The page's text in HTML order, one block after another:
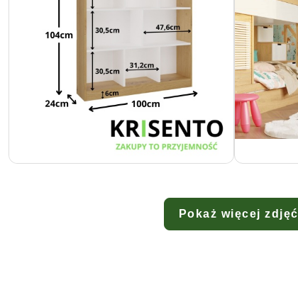
Pokaż więcej zdjęć